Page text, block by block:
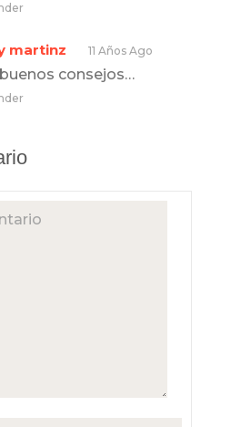
martinz 11 Años Ago
consejos…